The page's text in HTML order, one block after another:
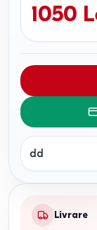
1050
dd
Livrare